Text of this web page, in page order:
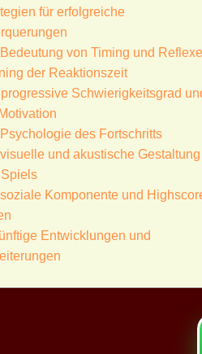
für erfolgreiche
von Timing und
der Reaktionszeit
Schwierigkeitsgrad
des Fortschritts
und akustische Gestaltung
Komponente und
Entwicklungen und